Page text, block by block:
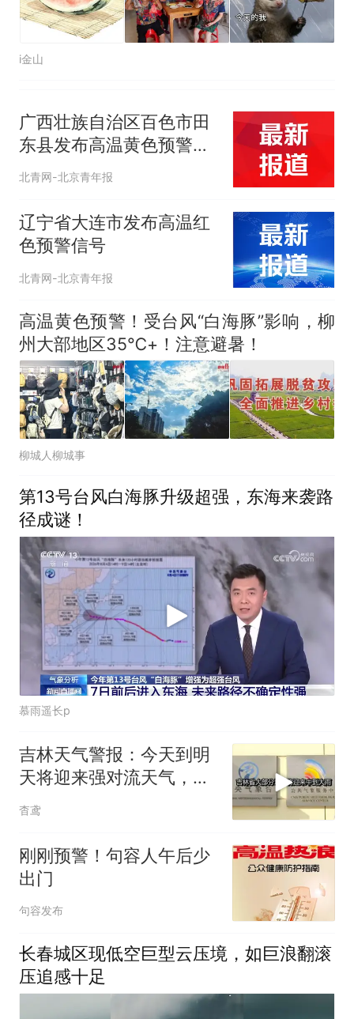
i金山
广西壮族自治区百色市田
东县发布高温黄色预警信
号
北青网-北京青年报
辽宁省大连市发布高温红
色预警信号
北青网-北京青年报
高温黄色预警！受台风“白海豚”影响，柳
州大部地区35℃+！注意避暑！
柳城人柳城事
第13号台风白海豚升级超强，东海来袭路
径成谜！
慕雨遥长p
吉林天气警报：今天到明
天将迎来强对流天气，尤
其是白城、松原和
杳鸢
刚刚预警！句容人午后少
出门
句容发布
长春城区现低空巨型云压境，如巨浪翻滚
压追感十足